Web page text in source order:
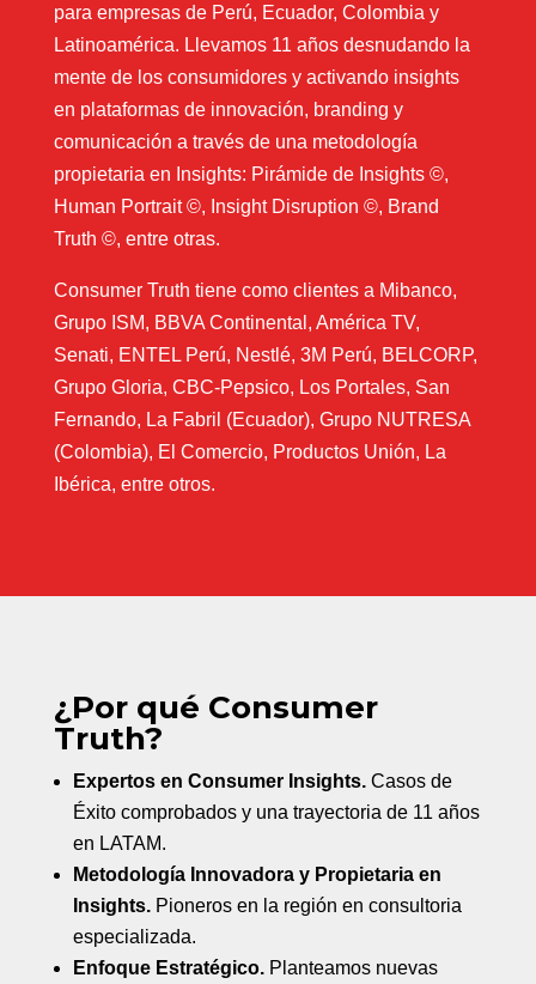
para empresas de Perú, Ecuador, Colombia y
Latinoamérica. Llevamos 11 años desnudando la
mente de los consumidores y activando insights
en plataformas de innovación, branding y
comunicación a través de una metodología
propietaria en Insights: Pirámide de Insights ©,
Human Portrait ©, Insight Disruption ©, Brand
Truth ©, entre otras.
Consumer Truth tiene como clientes a Mibanco,
Grupo ISM, BBVA Continental, América TV,
Senati, ENTEL Perú, Nestlé, 3M Perú, BELCORP,
Grupo Gloria, CBC-Pepsico, Los Portales, San
Fernando, La Fabril (Ecuador), Grupo NUTRESA
(Colombia), El Comercio, Productos Unión, La
Ibérica, entre otros.
¿Por qué Consumer
Truth?
Expertos en Consumer Insights.Casos de
Éxito comprobados y una trayectoria de 11 años
en LATAM.
Metodología Innovadora y Propietaria en
Insights.Pioneros en la región en consultoria
especializada.
Enfoque Estratégico.Planteamos nuevas